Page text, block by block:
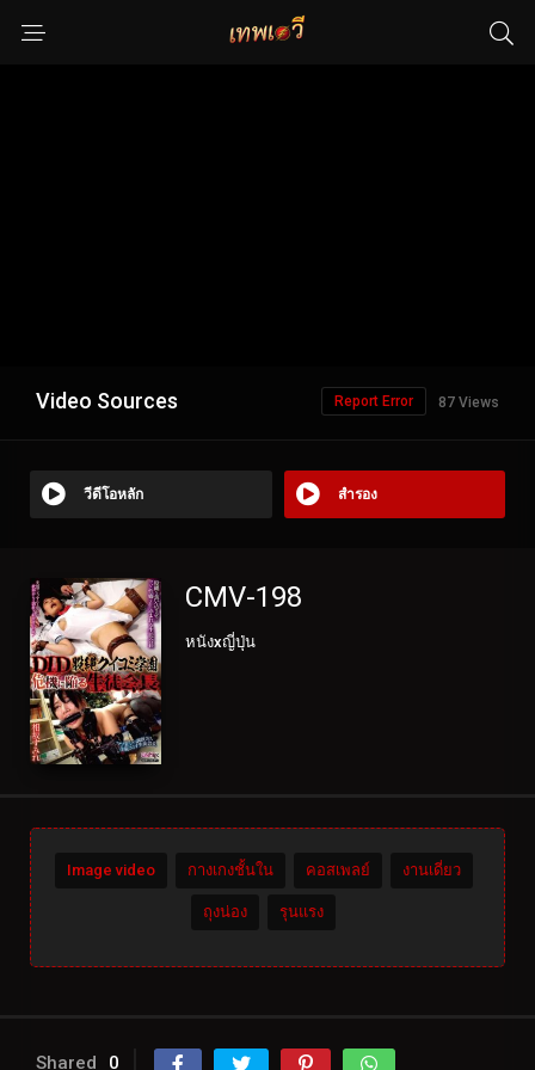
Video Sources 87 Views
Report Error
วีดีโอหลัก สำรอง
CMV-198
หนังxญี่ปุ่น
Image video กางเกงชั้นใน คอสเพลย์ งานเดี่ยว
ถุงน่อง รุนแรง
Shared 0